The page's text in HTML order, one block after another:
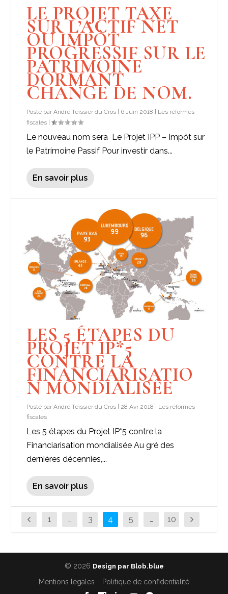
LE PROJET TAXE
SUR L’ACTIF NET
OU IMPÔT
PROGRESSIF SUR LE
PATRIMOINE
DORMANT
CHANGE DE NOM.
Posté parAndré Teissier du Cros | 6 Juin 2018 | Les réformes
fiscales |
Le nouveau nom sera Le Projet IPP – Impôt sur
le Patrimoine Passif Pour investir dans...
En savoir plus
LES 5 ÉTAPES DU
PROJET IP*5
CONTRE LA
FINANCIARISATIO
N MONDIALISÉE
Posté parAndré Teissier du Cros | 28 Avr 2018 | Les réformes
fiscales
Les 5 étapes du Projet IP*5 contre la
Financiarisation mondialisée Au gré des
dernières décennies,...
En savoir plus
1 … 3 4 5 … 10
© 2026 Design par Blob.blue
Mentions légales Politique de confidentialité